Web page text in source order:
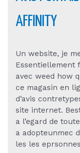
AFFINITY
Un website, je
Essentiellement
avec weed how
ce magasin en
d’avis
site internet.
a l’egard de
a adopteunmec
les les